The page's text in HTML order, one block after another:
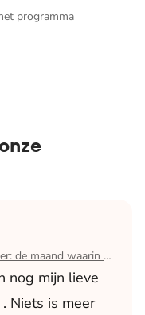
programma
Blog Bianca | December: de maand waarin ik mijn man verloor
nog mijn lieve
Niets is meer
de maand